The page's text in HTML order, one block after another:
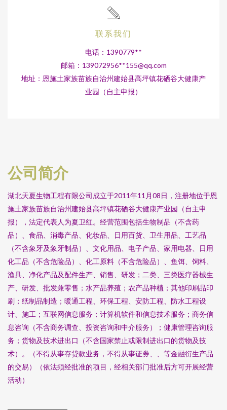
联系我们
电话：1390779**
邮箱：139072956**155@qq.com
地址：恩施土家族苗族自治州建始县高坪镇花硒谷大健康产
业园（自主申报）
公司简介
湖北天夏生物工程有限公司成立于2011年11月08日，注册地位于恩
施土家族苗族自治州建始县高坪镇花硒谷大健康产业园（自主申
报），法定代表人为夏卫红。经营范围包括生物制品（不含药
品）、食品、消毒产品、化妆品、日用百货、卫生用品、工艺品
（不含象牙及象牙制品）、文化用品、电子产品、家用电器、日用
化工品（不含危险品）、化工原料（不含危险品）、鱼饵、饲料、
渔具、净化产品及配件生产、销售、研发；二类、三类医疗器械生
产、研发、批发兼零售；水产品养殖；农产品种植；其他印刷品印
刷；纸制品制造；暖通工程、环保工程、安防工程、防水工程设
计、施工；互联网信息服务；计算机软件和信息技术服务；商务信
息咨询（不含商务调查、投资咨询和中介服务）；健康管理咨询服
务；货物及技术进出口（不含国家禁止或限制进出口的货物及技
术）。（不得从事存贷款业务，不得从事证券、、等金融衍生产品
的交易）（依法须经批准的项目，经相关部门批准后方可开展经营
活动）